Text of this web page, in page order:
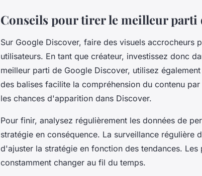
Conseils pour tirer le meilleur parti
Sur Google Discover, faire des visuels accrocheurs
utilisateurs. En tant que créateur, investissez donc
meilleur parti de Google Discover, utilisez
des balises facilite la compréhension du contenu
les chances d'apparition dans Discover.
Pour finir, analysez régulièrement les données de
stratégie en conséquence. La surveillance régulière
d'ajuster la stratégie en fonction des tendances.
constamment changer au fil du temps.